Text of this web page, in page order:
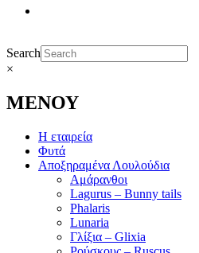
Search
×
ΜΕΝΟΥ
Η εταιρεία
Φυτά
Αποξηραμένα Λουλούδια
Αμάρανθοι
Lagurus – Bunny tails
Phalaris
Lunaria
Γλίξια – Glixia